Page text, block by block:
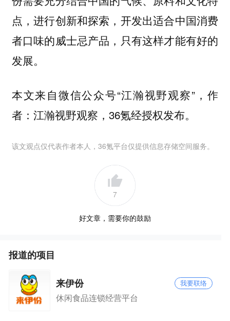
点，进行创新和探索，开发出适合中国消费
者口味的威士忌产品，只有这样才能有好的
发展。
本文来自微信公众号“江瀚视野观察”，作
者：江瀚视野观察，36氪经授权发布。
该文观点仅代表作者本人，36氪平台仅提供信息存储空间服务。
7
好文章，需要你的鼓励
报道的项目
来伊份 我要联络
休闲食品连锁经营平台